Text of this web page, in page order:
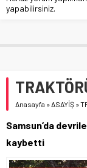
yapabilirsiniz.
Anasayfa »ASAYİŞ »
Samsun’da
kaybetti